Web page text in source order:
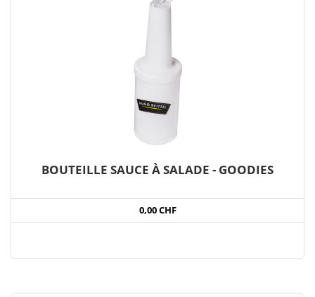
BOUTEILLE SAUCE À SALADE - GOODIES
0,00 CHF